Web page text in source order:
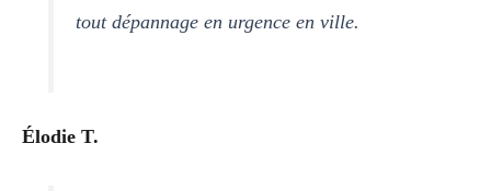
tout dépannage en urgence en ville.
Élodie T.